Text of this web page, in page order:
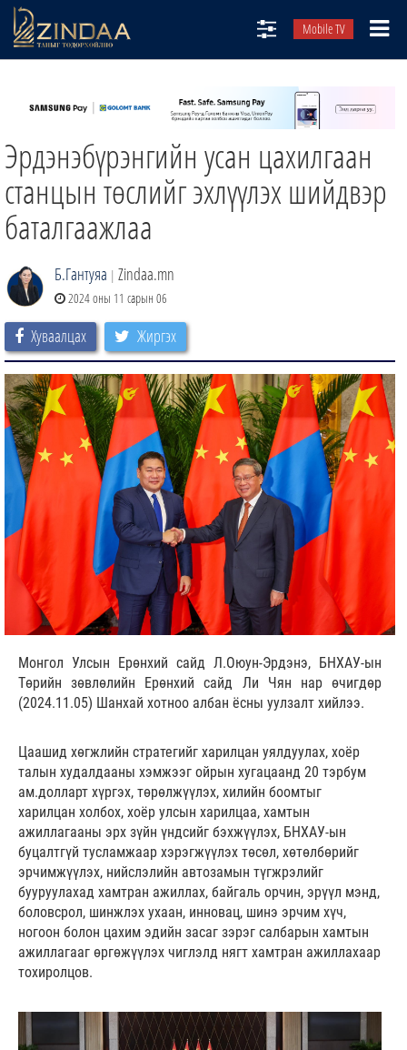
Mobile TV
ТВ8
ӨГЛӨӨНИЙ СОНИН
АУДИО ЗОХИОЛ
ЗИНДАА СЭТГҮҮЛ
Эрдэнэбүрэнгийн усан цахилгаан
станцын төслийг эхлүүлэх шийдвэр
баталгаажлаа
Б.Гантуяа | Zindaa.mn
2024 оны 11 сарын 06
Хуваалцах Жиргэх
Монгол Улсын Ерөнхий сайд Л.Оюун-Эрдэнэ, БНХАУ-ын
Төрийн зөвлөлийн Ерөнхий сайд Ли Чян нар өчигдөр
(2024.11.05) Шанхай хотноо албан ёсны уулзалт хийлээ.
Цаашид хөгжлийн стратегийг харилцан уялдуулах, хоёр
талын худалдааны хэмжээг ойрын хугацаанд 20 тэрбум
ам.долларт хүргэх, төрөлжүүлэх, хилийн боомтыг
харилцан холбох, хоёр улсын харилцаа, хамтын
ажиллагааны эрх зүйн үндсийг бэхжүүлэх, БНХАУ-ын
буцалтгүй тусламжаар хэрэгжүүлэх төсөл, хөтөлбөрийг
эрчимжүүлэх, нийслэлийн автозамын түгжрэлийг
бууруулахад хамтран ажиллах, байгаль орчин, эрүүл мэнд,
боловсрол, шинжлэх ухаан, инновац, шинэ эрчим хүч,
ногоон болон цахим эдийн засаг зэрэг салбарын хамтын
ажиллагааг өргөжүүлэх чиглэлд нягт хамтран ажиллахаар
тохиролцов.